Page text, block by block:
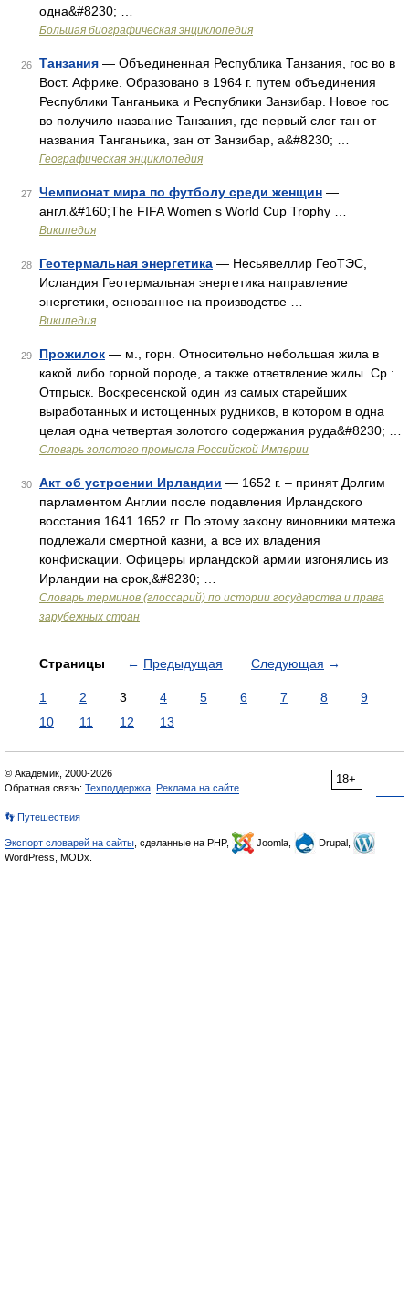
одна&#8230; …
Большая биографическая энциклопедия
26 Танзания — Объединенная Республика Танзания, гос во в
Вост. Африке. Образовано в 1964 г. путем объединения
Республики Танганьика и Республики Занзибар. Новое гос
во получило название Танзания, где первый слог тан от
названия Танганьика, зан от Занзибар, а&#8230; …
Географическая энциклопедия
27 Чемпионат мира по футболу среди женщин —
англ.&#160;The FIFA Women s World Cup Trophy …
Википедия
28 Геотермальная энергетика — Несьявеллир ГеоТЭС,
Исландия Геотермальная энергетика направление
энергетики, основанное на производстве …
Википедия
29 Прожилок — м., горн. Относительно небольшая жила в
какой либо горной породе, а также ответвление жилы. Ср.:
Отпрыск. Воскресенской один из самых старейших
выработанных и истощенных рудников, в котором в одна
целая одна четвертая золотого содержания руда&#8230; …
Словарь золотого промысла Российской Империи
30 Акт об устроении Ирландии — 1652 г. – принят Долгим
парламентом Англии после подавления Ирландского
восстания 1641 1652 гг. По этому закону виновники мятежа
подлежали смертной казни, а все их владения
конфискации. Офицеры ирландской армии изгонялись из
Ирландии на срок,&#8230; …
Словарь терминов (глоссарий) по истории государства и права
зарубежных стран
Страницы ← Предыдущая Следующая →
1 2 3 4 5 6 7 8
9
10
11 12 13
18+
© Академик, 2000-2026
Обратная связь: Техподдержка Реклама на сайте
👣 Путешествия
Экспорт словарей на сайты , сделанные на PHP, Joomla,
Drupal,
WordPress, MODx.